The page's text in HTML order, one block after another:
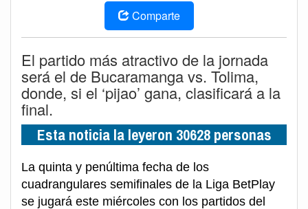
Comparte
El partido más atractivo de la jornada
será el de Bucaramanga vs. Tolima,
donde, si el ‘pijao’ gana, clasificará a la
final.
Esta noticia la leyeron 30628 personas
La quinta y penúltima fecha de los
cuadrangulares semifinales de la Liga BetPlay
se jugará este miércoles con los partidos del